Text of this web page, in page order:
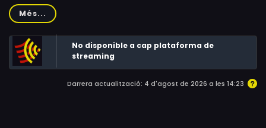
vigilant obsessiu, Harley, amb una professionalitat
irreprotxable com a vigilant oculta fets horribles. Però
passa una cosa sospitosa: desviament de diners de la
companyia a comptes fantasmes, desaparició dels
acusats per robatori. De sobte, Dennis descobreix que el
seu cap és un psicòpata que gaudeix torturant i matant.
Més...
No disponible a cap plataforma de
streaming
Darrera actualització: 4 d'agost de 2026 a les 14:23